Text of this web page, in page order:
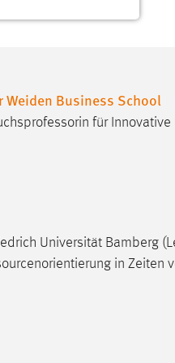
Business School
für
Universität Bamberg
in Zeiten
Optionen